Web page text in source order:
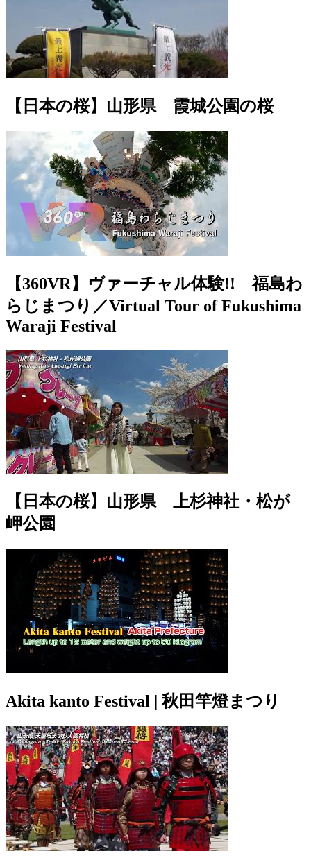
【日本の桜】山形県 霞城公園の桜
【360VR】ヴァーチャル体験!! 福島わ
らじまつり／Virtual Tour of Fukushima
Waraji Festival
【日本の桜】山形県 上杉神社・松が
岬公園
Akita kanto Festival | 秋田竿燈まつり